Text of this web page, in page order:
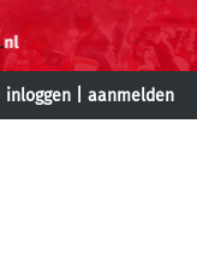
inloggen aanmelden